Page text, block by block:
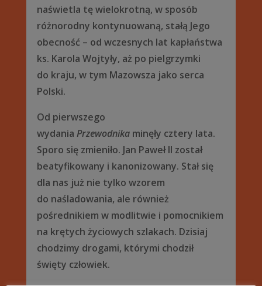
naświetla tę wielokrotną, w sposób
różnorodny kontynuowaną, stałą Jego
obecność – od wczesnych lat kapłaństwa
ks. Karola Wojtyły, aż po pielgrzymki
do kraju, w tym Mazowsza jako serca
Polski.
Od pierwszego
wydania Przewodnikaminęły cztery lata.
Sporo się zmieniło. Jan Paweł II został
beatyfikowany i kanonizowany. Stał się
dla nas już nie tylko wzorem
do naśladowania, ale również
pośrednikiem w modlitwie i pomocnikiem
na krętych życiowych szlakach. Dzisiaj
chodzimy drogami, którymi chodził
święty człowiek.